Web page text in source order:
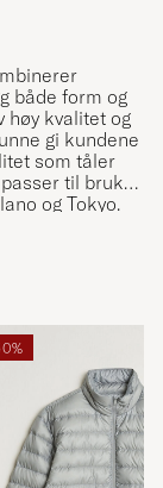
både form og
høy kvalitet og
gi kundene
som tåler
til bruk
og Tokyo.